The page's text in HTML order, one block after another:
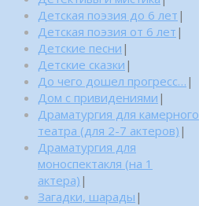
Детская поэзия до 6 лет |
Детская поэзия от 6 лет |
Детские песни |
Детские сказки |
До чего дошел прогресс… |
Дом с привидениями |
Драматургия для камерного
театра (для 2-7 актеров) |
Драматургия для
моноспектакля (на 1
актера) |
Загадки, шарады |